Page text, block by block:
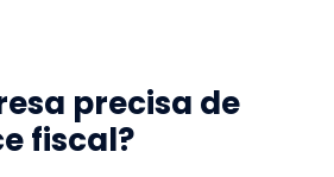
precisa de
fiscal?